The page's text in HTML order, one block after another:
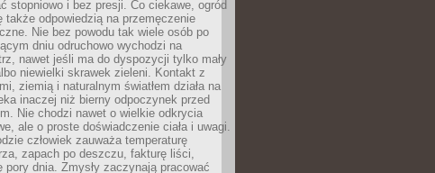
stopniowo i bez presji. Co ciekawe, ogród
także odpowiedzią na przemęczenie
Nie bez powodu tak wiele osób po
dniu odruchowo wychodzi na
nawet jeśli ma do dyspozycji tylko mały
niewielki skrawek zieleni. Kontakt z
ziemią i naturalnym światłem działa na
inaczej niż bierny odpoczynek przed
Nie chodzi nawet o wielkie odkrycia
ale o proste doświadczenie ciała i uwagi.
człowiek zauważa temperaturę
zapach po deszczu, fakturę liści,
pory dnia. Zmysły zaczynają pracować